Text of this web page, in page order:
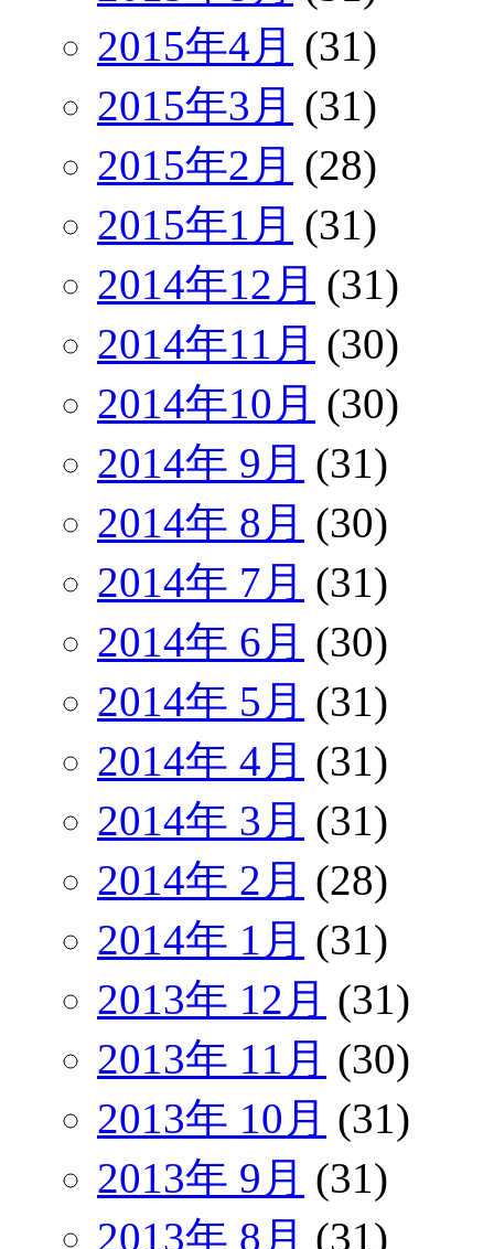
2015年4月 (31)
2015年3月 (31)
2015年2月 (28)
2015年1月 (31)
2014年12月 (31)
2014年11月 (30)
2014年10月 (30)
2014年 9月 (31)
2014年 8月 (30)
2014年 7月 (31)
2014年 6月 (30)
2014年 5月 (31)
2014年 4月 (31)
2014年 3月 (31)
2014年 2月 (28)
2014年 1月 (31)
2013年 12月 (31)
2013年 11月 (30)
2013年 10月 (31)
2013年 9月 (31)
2013年 8月 (31)